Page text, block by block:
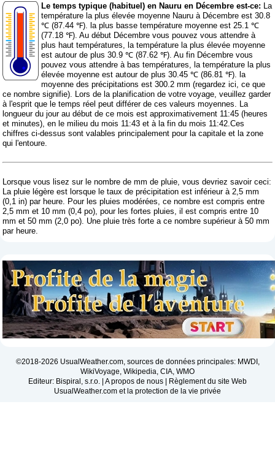
Le temps typique (habituel) en Nauru en Décembre est-ce: La
température la plus élevée moyenne Nauru à Décembre est 30.8
℃ (87.44 ℉). la plus basse température moyenne est 25.1 ℃
(77.18 ℉). Au début Décembre vous pouvez vous attendre à
plus haut températures, la température la plus élevée moyenne
est autour de plus 30.9 ℃ (87.62 ℉). Au fin Décembre vous
pouvez vous attendre à bas températures, la température la plus
élevée moyenne est autour de plus 30.45 ℃ (86.81 ℉). la
moyenne des précipitations est 300.2 mm (regardez ici, ce que
ce nombre signifie). Lors de la planification de votre voyage, veuillez garder
à l'esprit que le temps réel peut différer de ces valeurs moyennes. La
longueur du jour au début de ce mois est approximativement 11:45 (heures
et minutes), en le milieu du mois 11:43 et à la fin du mois 11:42.Ces
chiffres ci-dessus sont valables principalement pour la capitale et la zone
qui l'entoure.
Lorsque vous lisez sur le nombre de mm de pluie, vous devriez savoir ceci:
La pluie légère est lorsque le taux de précipitation est inférieur à 2,5 mm
(0,1 in) par heure. Pour les pluies modérées, ce nombre est compris entre
2,5 mm et 10 mm (0,4 po), pour les fortes pluies, il est compris entre 10
mm et 50 mm (2,0 po). Une pluie très forte a ce nombre supérieur à 50 mm
par heure.
©2018-2026 UsualWeather.com, sources de données principales: MWDI,
WikiVoyage, Wikipedia, CIA, WMO
Editeur: Bispiral, s.r.o. | A propos de nous | Règlement du site Web
UsualWeather.com et la protection de la vie privée